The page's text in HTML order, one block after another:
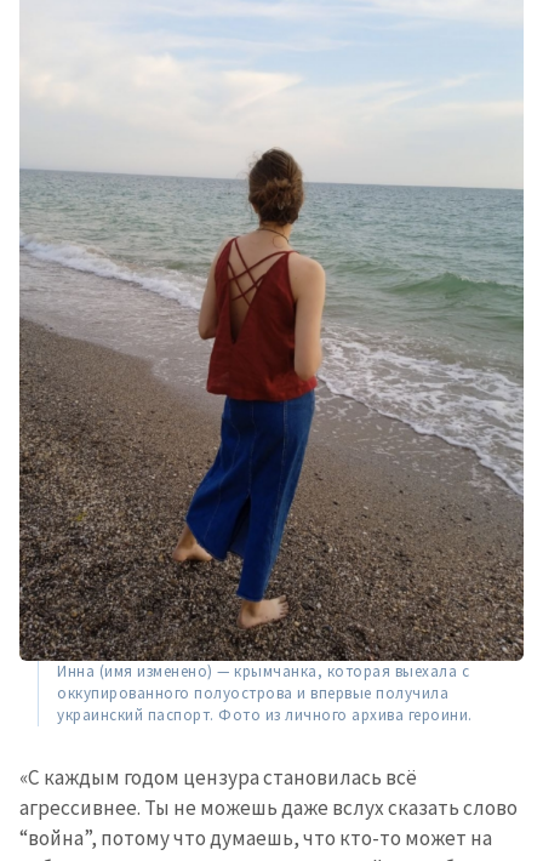
Инна (имя изменено) — крымчанка, которая выехала с
оккупированного полуострова и впервые получила
украинский паспорт. Фото из личного архива героини.
«С каждым годом цензура становилась всё
агрессивнее. Ты не можешь даже вслух сказать слово
“война”, потому что думаешь, что кто-то может на